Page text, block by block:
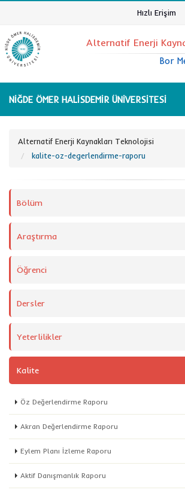
Hızlı Erişim
NİĞDE ÖMER HALİSDEMİR ÜNİVERSİTESİ
Alternatif Enerji
Bor
Alternatif Enerji Kaynakları Teknolojisi
kalite-oz-degerlendirme-raporu
Bölüm
Araştırma
Öğrenci
Dersler
Yeterlilikler
Kalite
Öz Değerlendirme Raporu
Akran Değerlendirme Raporu
Eylem Planı İzleme Raporu
Aktif Danışmanlık Raporu